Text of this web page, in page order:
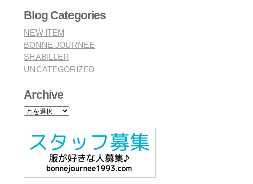
Blog Categories
NEW ITEM
BONNE JOURNEE
SHABILLER
UNCATEGORIZED
Archive
Archive